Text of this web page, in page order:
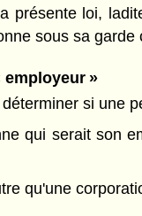
présente loi,
sous sa
»
si une
qui serait son
qu'une